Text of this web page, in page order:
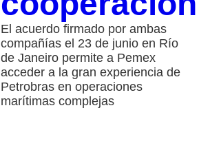
El acuerdo firmado por ambas
compañías el 23 de junio en Río
de Janeiro permite a Pemex
acceder a la gran experiencia de
Petrobras en operaciones
marítimas complejas